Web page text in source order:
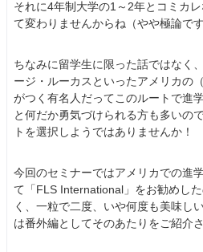
それに4年制大学の1～2年とコミカ
て変わりませんからね（やや極論です
ちなみに留学生に限った話ではなく
ージ・ルーカスといったアメリカの
がつく有名人だってこのルートで進
と何だか勇気づけられる方も多いの
トを選択しようではありませんか！
今回のセミナーではアメリカでの進
て「FLS International」をお勧めし
く、一粒で二度、いや何度も美味し
は番外編としてそのあたりをご紹介